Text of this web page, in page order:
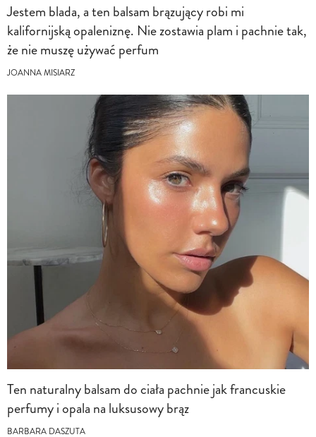
Jestem blada, a ten balsam brązujący robi mi
kalifornijską opaleniznę. Nie zostawia plam i pachnie tak,
że nie muszę używać perfum
JOANNA MISIARZ
Ten naturalny balsam do ciała pachnie jak francuskie
perfumy i opala na luksusowy brąz
BARBARA DASZUTA